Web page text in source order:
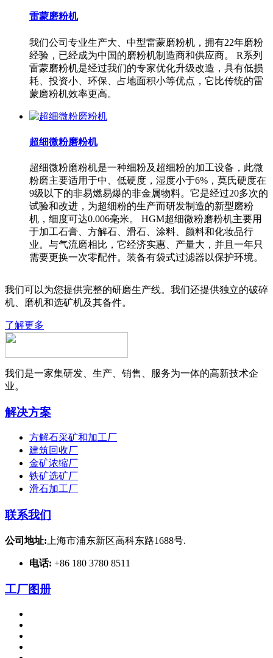
雷蒙磨粉机
我们公司专业生产大、中型雷蒙磨粉机，拥有22年磨粉
经验，已经成为中国的磨粉机制造商和供应商。 R系列
雷蒙磨粉机是经过我们的专家优化升级改造，具有低损
耗、投资小、环保、占地面积小等优点，它比传统的雷
蒙磨粉机效率更高。
超细微粉磨粉机
超细微粉磨粉机是一种细粉及超细粉的加工设备，此微
粉磨主要适用于中、低硬度，湿度小于6%，莫氏硬度在
9级以下的非易燃易爆的非金属物料。它是经过20多次的
试验和改进，为超细粉的生产而研发制造的新型磨粉
机，细度可达0.006毫米。 HGM超细微粉磨粉机主要用
于加工石膏、方解石、滑石、涂料、颜料和化妆品行
业。与气流磨相比，它经济实惠、产量大，并且一年只
需要更换一次零配件。装备有袋式过滤器以保护环境。
我们可以为您提供完整的研磨生产线。我们还提供独立的破碎
机、磨机和选矿机及其备件。
了解更多
我们是一家集研发、生产、销售、服务为一体的高新技术企
业。
解决方案
方解石采矿和加工厂
建筑回收厂
金矿浓缩厂
铁矿选矿厂
滑石加工厂
联系我们
公司地址: 上海市浦东新区高科东路1688号.
电话: +86 180 3780 8511
工厂图册